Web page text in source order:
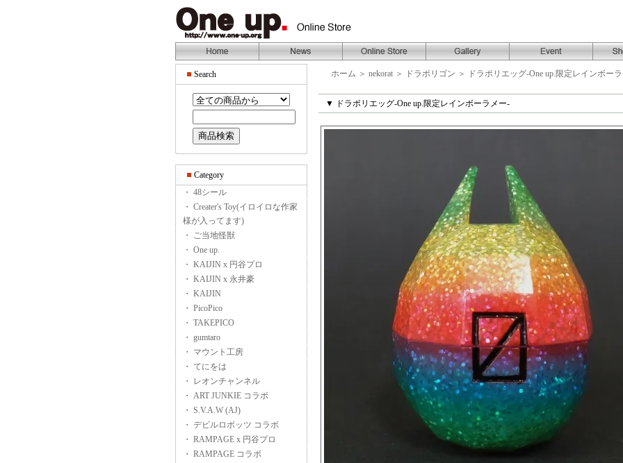
Search
Category
・ 48シール
・ Creater's Toy(イロイロな作家
様が入ってます)
・ ご当地怪獣
・ One up.
・ KAIJIN x 円谷プロ
・ KAIJIN x 永井豪
・ KAIJIN
・ PicoPico
・ TAKEPICO
・ gumtaro
・ マウント工房
・ てにをは
・ レオンチャンネル
・ ART JUNKIE コラボ
・ S.V.A.W (AJ)
・ デビルロボッツ コラボ
・ RAMPAGE x 円谷プロ
・ RAMPAGE コラボ
ホーム ＞ nekorat ＞ ドラポリゴン ＞ ドラポリエッグ-One up.限定レインボー
▼ ドラポリエッグ-One up.限定レインボーラメー-